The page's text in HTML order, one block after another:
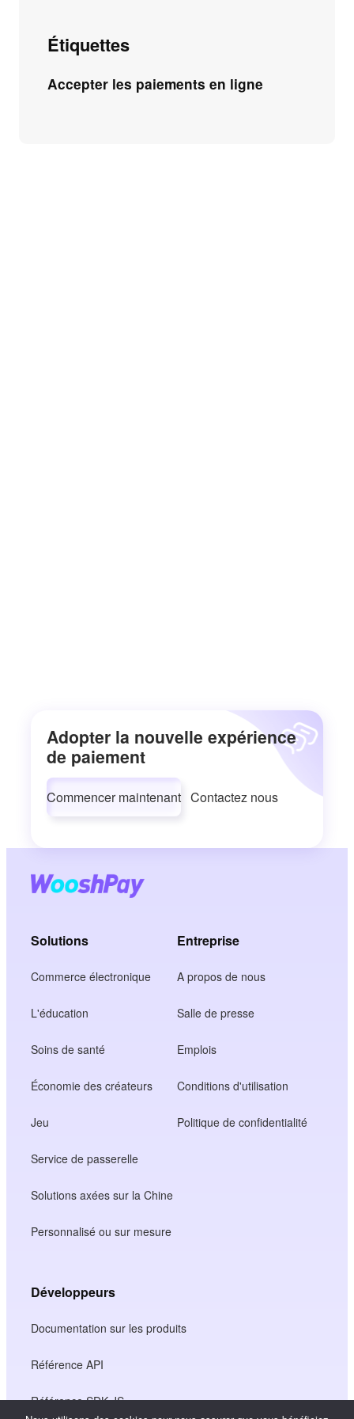
Étiquettes
Accepter les paiements en ligne
Adopter la nouvelle expérience
de paiement
Commencer maintenant Contactez nous
Solutions
Commerce électronique
L'éducation
Soins de santé
Économie des créateurs
Jeu
Service de passerelle
Solutions axées sur la Chine
Personnalisé ou sur mesure
Entreprise
A propos de nous
Salle de presse
Emplois
Conditions d'utilisation
Politique de confidentialité
Développeurs
Documentation sur les produits
Référence API
Référence SDK JS